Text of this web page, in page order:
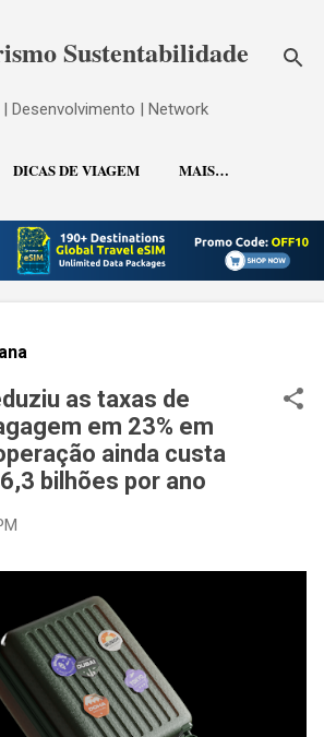
Sustentabilidade
Desenvolvimento | Network
DICAS DE VIAGEM MAIS…
CONTATO
as taxas de
em 23% em
ainda custa
bilhões por ano